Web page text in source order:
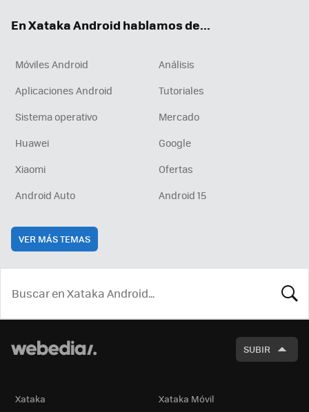
En Xataka Android hablamos de...
Móviles Android
Análisis
Aplicaciones Android
Tutoriales
Sistema operativo
Mercado
Huawei
Google
Xiaomi
Ofertas
Android Auto
Android 15
VER MÁS TEMAS
SUBIR
Xataka Xataka Móvil